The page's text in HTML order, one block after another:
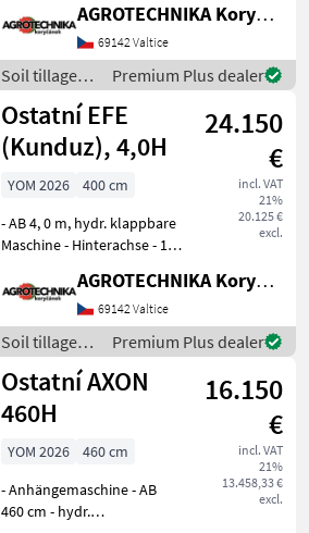
Reihe von Wendescheiben -
Federsicherung - Gewicht
2.100 kg Das Verkauf
AGROTECHNIKA Koryčánek s.r.o.
69142 Valtice
Soil tillage
equipment /
Sonstige
Premium Plus dealer
Ostatní EFE
(Kunduz), 4,0H
24.150
€
incl. VAT
21%
20.125 €
excl.
YOM 2026
400 cm
- AB 4, 0 m, hydr. klappbare
Maschine - Hinterachse - 13
Heckwalze -
Wendescheibenreihe -
Federsicherung - vordere
Stützräder - Maschine
AGROTECHNIKA Koryčánek s.r.o.
69142 Valtice
Soil tillage
equipment /
Sonstige
Premium Plus dealer
Ostatní AXON
460H
16.150
€
incl. VAT
21%
13.458,33 €
excl.
YOM 2026
460 cm
- Anhängemaschine - AB
460 cm - hydr.